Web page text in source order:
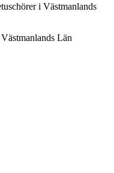
i Västmanlands
Västmanlands Län